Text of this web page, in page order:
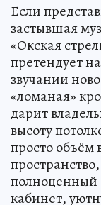
Если
застывшая
«Окская
претендует
звучании
«ломаная»
дарит
высоту
просто объём
полноценный
кабинет,